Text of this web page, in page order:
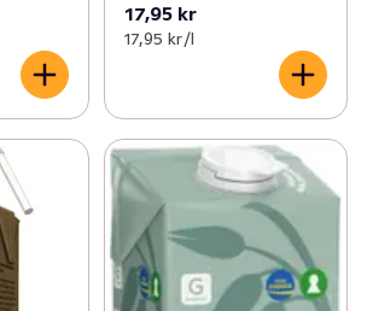
17,95 kr
17,95 kr /l